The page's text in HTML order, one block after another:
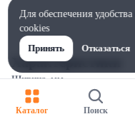
Характеристики
Ширина, мм
Высота, мм
Каталог Поиск
Для обеспечения
cookies
Принять
Отказаться